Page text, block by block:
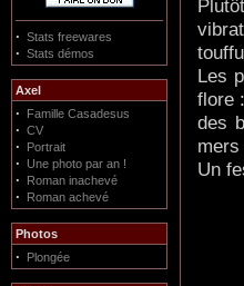
· Stats freewares
· Stats démos
Axel
· Famille Casadesus
· CV
· Portrait
· Une photo par an !
· Roman inachevé
· Roman achevé
Photos
· Plongée
Les
flore
des
mers
Un